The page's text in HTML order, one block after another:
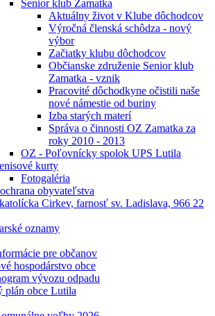
Senior klub Zamatka
Aktuálny život v Klube dôchodcov
Výročná členská schôdza - nový
výbor
Začiatky klubu dôchodcov
Občianske združenie Senior klub
Zamatka - vznik
Pracovité dôchodkyne očistili naše
nové námestie od buriny
Izba starých materí
Správa o činnosti OZ Zamatka za
roky 2010 - 2013
OZ - Poľovnícky spolok UPS Lutila
kurty
Fotogaléria
obyvateľstva
Cirkev, farnosť sv. Ladislava, 966 22
oznamy
pre občanov
hospodárstvo obce
vývozu odpadu
plán obce Lutila